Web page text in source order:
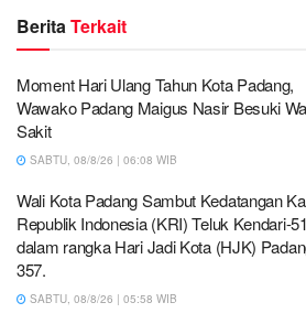
BeritaTerkait
Moment Hari Ulang Tahun Kota Padang,
Wawako Padang Maigus Nasir Besuki
Sakit
SABTU, 08/8/26 | 06:08 WIB
Wali Kota Padang Sambut Kedatangan
Republik Indonesia (KRI) Teluk Kendari-
dalam rangka Hari Jadi Kota (HJK)
357.
SABTU, 08/8/26 | 05:58 WIB